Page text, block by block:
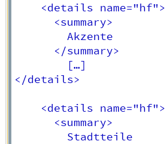
    <details name="hf">
      <summary>
        Akzente
      </summary>
        […]
</details>
    <details name="hf">
      <summary>
        Stadtteile